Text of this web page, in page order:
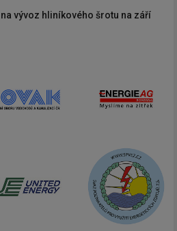
vývoz hliníkového šrotu na září